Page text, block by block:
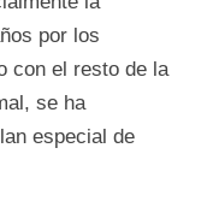
por los
con el resto de la
se ha
especial de